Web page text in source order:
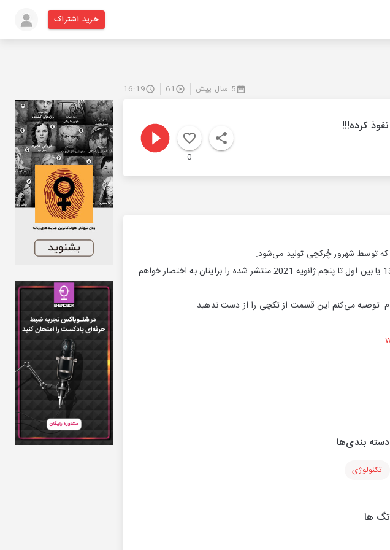
خرید اشتراک
5 سال پیش 61
16:19
0
توسط شهروز چُرکچی تولید می‌شود.
در این پادکست، مهم‌ترین اخبار حوزه تکنولوژی که در هفته دوم دی‌ماه 1399 یا بین اول تا پنجم ژانویه 2021 منتشر شده را برایتان به اختصار خواهم
توصیه می‌کنم این قسمت از تکچی را از دست ندهید.
دسته بندی‌ها
تکنولوژی
تگ ها